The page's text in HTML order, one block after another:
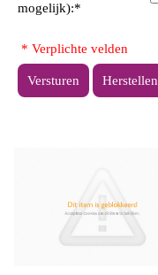
mogelijk):*
* Verplichte velden
Versturen Herstellen